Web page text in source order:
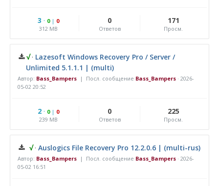
3 · 0| 0
312 MB
0
Ответов
171
Просм.
√ · Lazesoft Windows Recovery Pro / Server /
Unlimited 5.1.1.1 | (multi)
Автор: Bass_Bampers | Посл. сообщение Bass_Bampers · 2026-
05-02 20:52
2· 0| 0
239 MB
0
Ответов
225
Просм.
√ · Auslogics File Recovery Pro 12.2.0.6 | (multi-rus)
Автор: Bass_Bampers | Посл. сообщение Bass_Bampers · 2026-
05-02 16:51